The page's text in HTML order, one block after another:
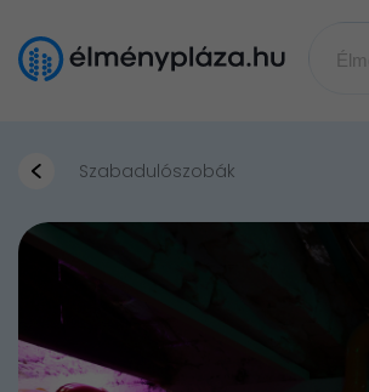
Szabadulószobák